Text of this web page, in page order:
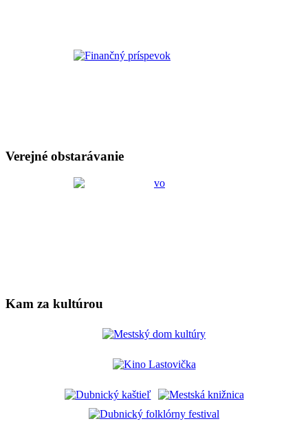
Verejné obstarávanie
Kam za kultúrou